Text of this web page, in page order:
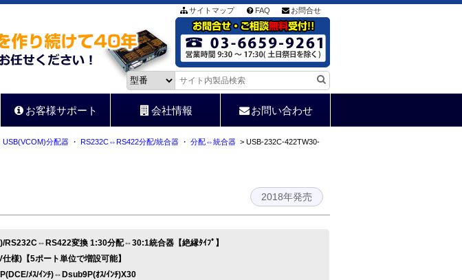
サイトマップ FAQ お問合せ
お客様サポート 会社情報 お問い合わせ
USB(VCOM)分配器 ・ RS232C⇔RS422分配/統合器 ・ 分配⇔統合器 > USB-232C-422TW30-
2018年発売
RS232C⇔RS422変換 1:30分配⇔30:1統合器【絶縁ﾀｲﾌﾟ】
様)【5ポート単位で増設可能】
ﾒｽ/ｲﾝﾁ)⇔Dsub9P(ｵｽ/ｲﾝﾁ)X30